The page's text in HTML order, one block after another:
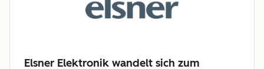
Elsner Elektronik wandelt sich zum